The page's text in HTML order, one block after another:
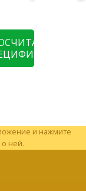
и нажмите
ней.